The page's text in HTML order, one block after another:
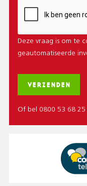
Deze vraag is om te
geautomatiseerde
Of bel 0800 53 68 25